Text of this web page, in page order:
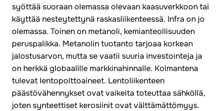
syöttää suoraan olemassa olevaan kaasuverkkoon tai
käyttää nesteytettynä raskasliikenteessä. Infra on jo
olemassa. Toinen on metanoli, kemianteollisuuden
peruspalikka. Metanolin tuotanto tarjoaa korkean
jalostusarvon, mutta se vaatii suuria investointeja ja
on herkkä globaalille markkinahinnalle. Kolmantena
tulevat lentopolttoaineet. Lentoliikenteen
päästövähennykset ovat vaikeita toteuttaa sähköllä,
joten synteettiset kerosiinit ovat välttämättömyys.